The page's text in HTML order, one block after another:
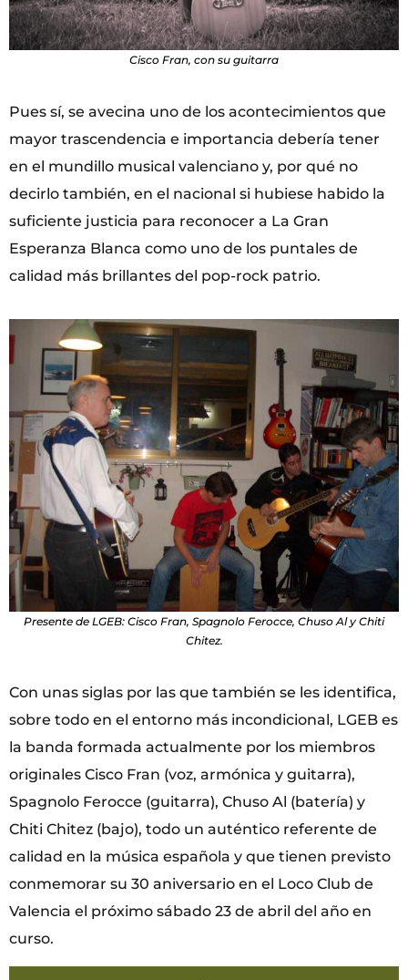
Cisco Fran, con su guitarra
Pues sí, se avecina uno de los acontecimientos que
mayor trascendencia e importancia debería tener
en el mundillo musical valenciano y, por qué no
decirlo también, en el nacional si hubiese habido la
suficiente justicia para reconocer a La Gran
Esperanza Blanca como uno de los puntales de
calidad más brillantes del pop-rock patrio.
Presente de LGEB: Cisco Fran, Spagnolo Ferocce, Chuso Al y Chiti
Chitez.
Con unas siglas por las que también se les identifica,
sobre todo en el entorno más incondicional, LGEB es
la banda formada actualmente por los miembros
originales Cisco Fran (voz, armónica y guitarra),
Spagnolo Ferocce (guitarra), Chuso Al (batería) y
Chiti Chitez (bajo), todo un auténtico referente de
calidad en la música española y que tienen previsto
conmemorar su 30 aniversario en el Loco Club de
Valencia el próximo sábado 23 de abril del año en
curso.